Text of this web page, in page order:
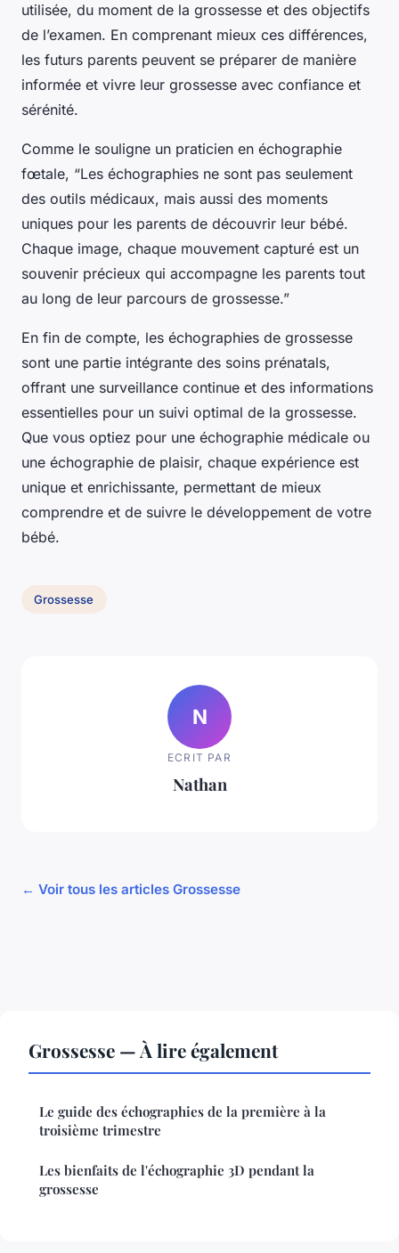
utilisée, du moment de la grossesse et des objectifs
de l’examen. En comprenant mieux ces différences,
les futurs parents peuvent se préparer de manière
informée et vivre leur grossesse avec confiance et
sérénité.
Comme le souligne un praticien en échographie
fœtale, “Les échographies ne sont pas seulement
des outils médicaux, mais aussi des moments
uniques pour les parents de découvrir leur bébé.
Chaque image, chaque mouvement capturé est un
souvenir précieux qui accompagne les parents tout
au long de leur parcours de grossesse.”
En fin de compte, les échographies de grossesse
sont une partie intégrante des soins prénatals,
offrant une surveillance continue et des informations
essentielles pour un suivi optimal de la grossesse.
Que vous optiez pour une échographie médicale ou
une échographie de plaisir, chaque expérience est
unique et enrichissante, permettant de mieux
comprendre et de suivre le développement de votre
bébé.
Grossesse
N
ECRIT PAR
Nathan
← Voir tous les articles Grossesse
Grossesse — À lire également
Le guide des échographies de la première à la
troisième trimestre
Les bienfaits de l'échographie 3D pendant la
grossesse